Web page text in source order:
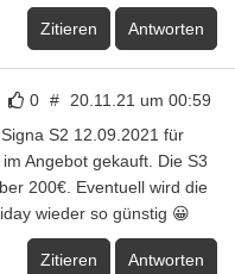
Zitieren Antworten
0 # 20.11.21 um 00:59
S2 12.09.2021 für
Angebot gekauft. Die S3
200€. Eventuell wird die
wieder so günstig 😀
Zitieren Antworten